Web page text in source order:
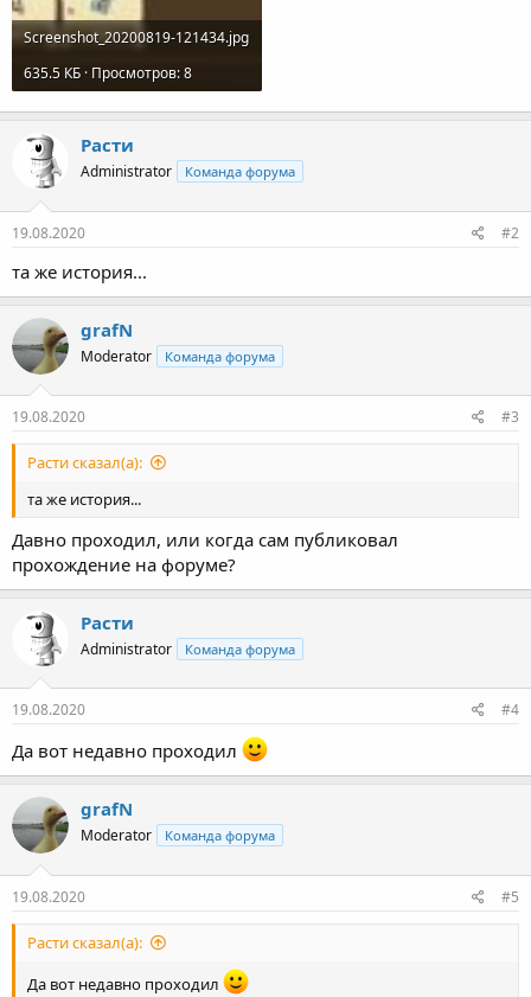
Screenshot_20200819-121434.jpg
635.5 КБ · Просмотров: 8
Расти
Administrator Команда форума
19.08.2020 #2
та же история...
grafN
Moderator Команда форума
19.08.2020 #3
Расти сказал(а):
та же история...
Давно проходил, или когда сам публиковал
прохождение на форуме?
Расти
Administrator Команда форума
19.08.2020 #4
Да вот недавно проходил
grafN
Moderator Команда форума
19.08.2020 #5
Расти сказал(а):
Да вот недавно проходил